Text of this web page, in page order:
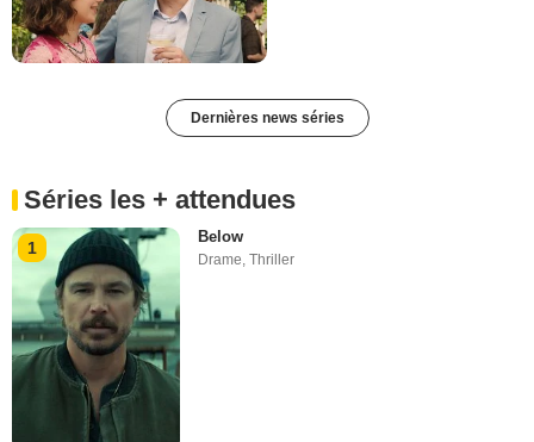
Dernières news séries
Séries les + attendues
1
Below
Drame,Thriller